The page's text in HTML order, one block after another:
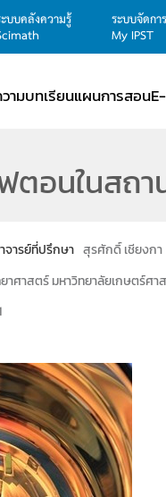
บบคลังความรู้
ระบบจัดกา
My IPST
ามบทเรียนแผนการสอน
อนในสถา
จารย์ที่ปรึกษา สุรศักดิ์ เชียงกา
ศาสตร์ มหาวิทยาลัยเกษตร์ศา